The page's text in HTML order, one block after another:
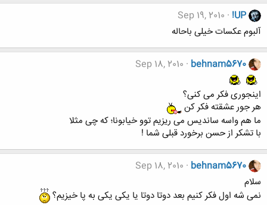
!UP
Sep 19, 2010
آلبوم عکسات خیلی باحاله
behnam5670
Sep 18, 2010
اینجوری فکر می کنی؟
هر جور عشقته فکر کن
ما هم واسه ساندیس می ریزیم توو خیابونا؛ که چی مثلا
با تشکر از حسن برخورد قبلی شما !
behnam5670
Sep 18, 2010
سلام
نمی شه اول فکر کنیم بعد دوتا دوتا یا یکی یکی به پا خیزیم؟